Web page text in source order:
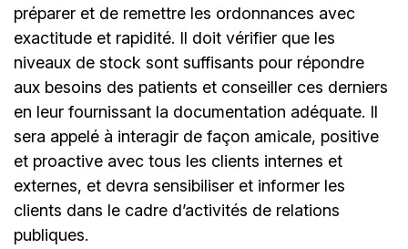
préparer et de remettre les ordonnances avec
exactitude et rapidité. Il doit vérifier que les
niveaux de stock sont suffisants pour répondre
aux besoins des patients et conseiller ces derniers
en leur fournissant la documentation adéquate. Il
sera appelé à interagir de façon amicale, positive
et proactive avec tous les clients internes et
externes, et devra sensibiliser et informer les
clients dans le cadre d’activités de relations
publiques.